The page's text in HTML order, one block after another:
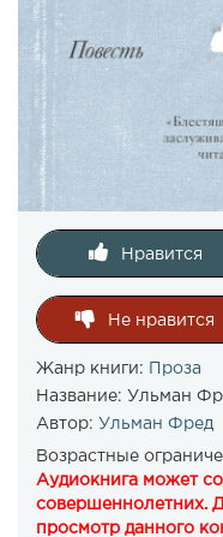
Нравится
Не нравится
Жанр книги:
Проза
Название: Ульман
Автор: Ульман Фред
Возрастные
Аудиокнига может
совершеннолетних.
просмотр данного